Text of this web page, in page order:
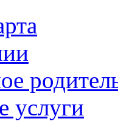
услуги